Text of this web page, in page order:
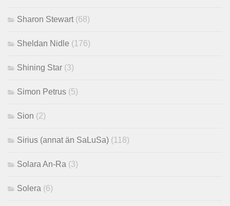
Sharon Stewart (68)
Sheldan Nidle (176)
Shining Star (3)
Simon Petrus (5)
Sion (2)
Sirius (annat än SaLuSa) (118)
Solara An-Ra (3)
Solera (6)